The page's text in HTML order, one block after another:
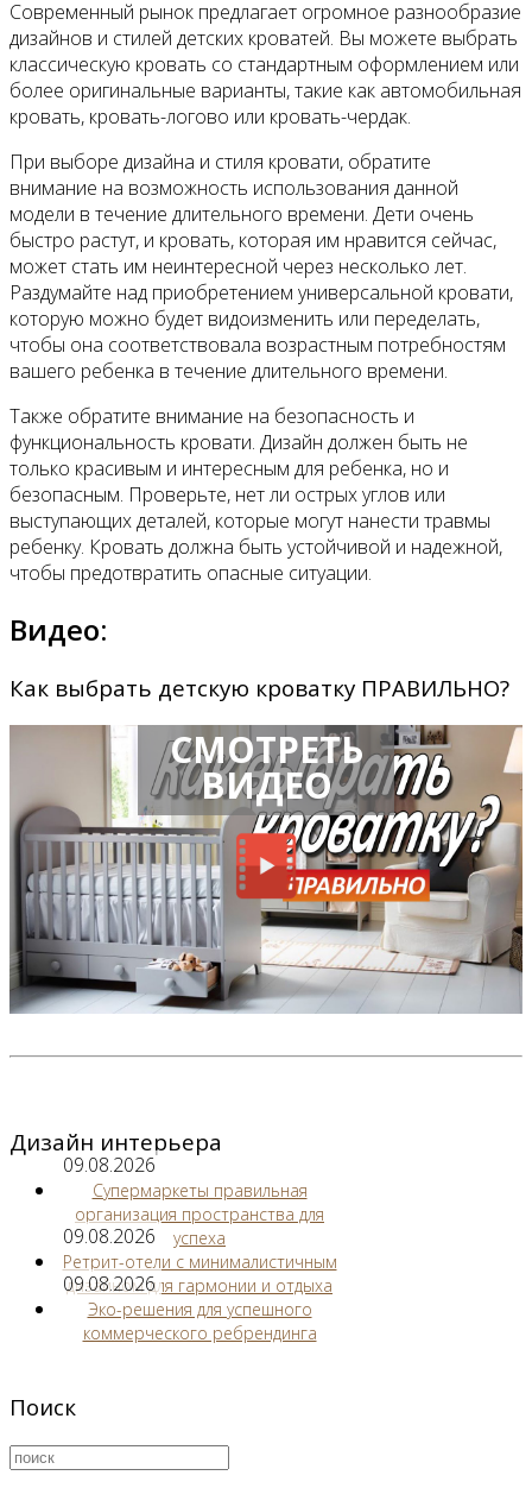
Современный рынок предлагает огромное разнообразие
дизайнов и стилей детских кроватей. Вы можете выбрать
классическую кровать со стандартным оформлением или
более оригинальные варианты, такие как автомобильная
кровать, кровать-логово или кровать-чердак.
При выборе дизайна и стиля кровати, обратите
внимание на возможность использования данной
модели в течение длительного времени. Дети очень
быстро растут, и кровать, которая им нравится сейчас,
может стать им неинтересной через несколько лет.
Раздумайте над приобретением универсальной кровати,
которую можно будет видоизменить или переделать,
чтобы она соответствовала возрастным потребностям
вашего ребенка в течение длительного времени.
Также обратите внимание на безопасность и
функциональность кровати. Дизайн должен быть не
только красивым и интересным для ребенка, но и
безопасным. Проверьте, нет ли острых углов или
выступающих деталей, которые могут нанести травмы
ребенку. Кровать должна быть устойчивой и надежной,
чтобы предотвратить опасные ситуации.
Видео:
Как выбрать детскую кроватку ПРАВИЛЬНО?
СМОТРЕТЬ
ВИДЕО
Дизайн интерьера
09.08.2026
Супермаркеты правильная
организация пространства для
успеха
09.08.2026
Ретрит-отели с минималистичным
дизайном для гармонии и отдыха
09.08.2026
Эко-решения для успешного
коммерческого ребрендинга
Поиск